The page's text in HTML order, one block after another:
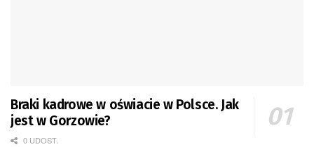
Braki kadrowe w oświacie w Polsce. Jak
jest w Gorzowie?
0 UDOST.